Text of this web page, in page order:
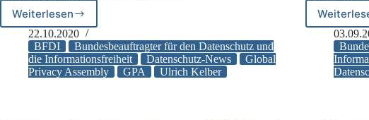
Weiterlesen
BfDI
in
Leitungsgremium
der
Global
22.10.2020
BFDI
Bundesbeauftragter für den Datenschutz und
die Informationsfreiheit
Datenschutz-News
Global
Privacy Assembly
GPA Ulrich Kelber
ID
als